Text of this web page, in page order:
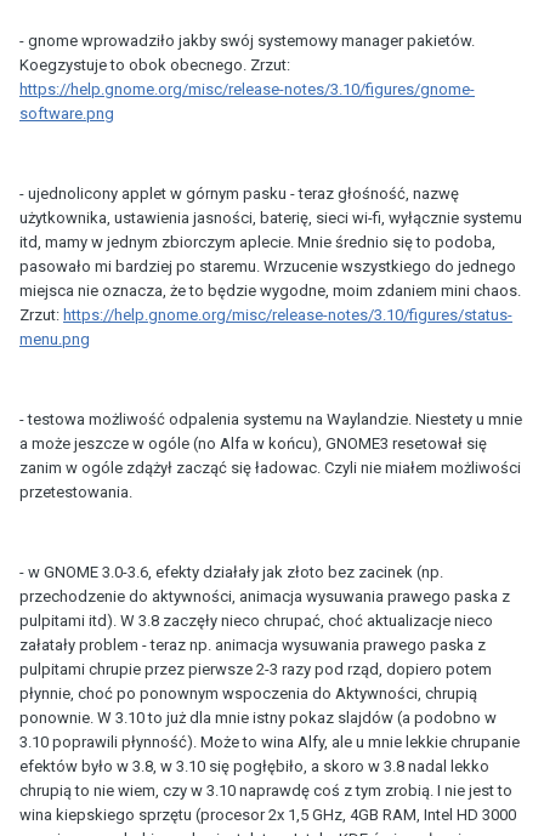
- gnome wprowadziło jakby swój systemowy manager pakietów.
Koegzystuje to obok obecnego. Zrzut:
https://help.gnome.org/misc/release-notes/3.10/figures/gnome-
software.png
- ujednolicony applet w górnym pasku - teraz głośność, nazwę
użytkownika, ustawienia jasności, baterię, sieci wi-fi, wyłącznie systemu
itd, mamy w jednym zbiorczym aplecie. Mnie średnio się to podoba,
pasowało mi bardziej po staremu. Wrzucenie wszystkiego do jednego
miejsca nie oznacza, że to będzie wygodne, moim zdaniem mini chaos.
Zrzut: https://help.gnome.org/misc/release-notes/3.10/figures/status-
menu.png
- testowa możliwość odpalenia systemu na Waylandzie. Niestety u mnie
a może jeszcze w ogóle (no Alfa w końcu), GNOME3 resetował się
zanim w ogóle zdążył zacząć się ładowac. Czyli nie miałem możliwości
przetestowania.
- w GNOME 3.0-3.6, efekty działały jak złoto bez zacinek (np.
przechodzenie do aktywności, animacja wysuwania prawego paska z
pulpitami itd). W 3.8 zaczęły nieco chrupać, choć aktualizacje nieco
załatały problem - teraz np. animacja wysuwania prawego paska z
pulpitami chrupie przez pierwsze 2-3 razy pod rząd, dopiero potem
płynnie, choć po ponownym wspoczenia do Aktywności, chrupią
ponownie. W 3.10 to już dla mnie istny pokaz slajdów (a podobno w
3.10 poprawili płynność). Może to wina Alfy, ale u mnie lekkie chrupanie
efektów było w 3.8, w 3.10 się pogłębiło, a skoro w 3.8 nadal lekko
chrupią to nie wiem, czy w 3.10 naprawdę coś z tym zrobią. I nie jest to
wina kiepskiego sprzętu (procesor 2x 1,5 GHz, 4GB RAM, Intel HD 3000